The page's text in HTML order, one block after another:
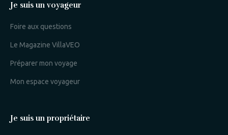
Je suis un voyageur
Foire aux questions
Le Magazine VillaVEO
Préparer mon voyage
Mon espace voyageur
Je suis un propriétaire